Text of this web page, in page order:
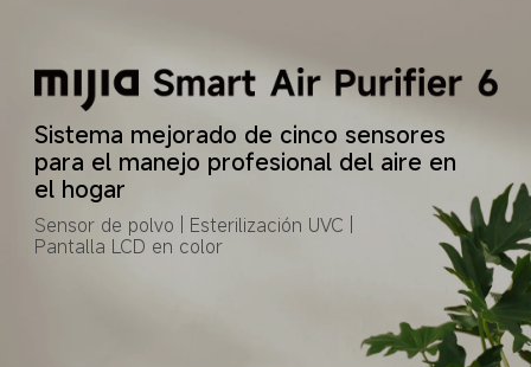
Sistema mejorado de cinco sensores
para el manejo profesional del aire en
el hogar
Sensor de polvo | Esterilización UVC |
Pantalla LCD en color